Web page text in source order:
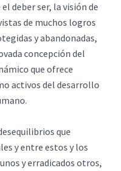
deber ser, la visión de
de muchos logros
y abandonadas,
concepción del
que ofrece
activos del desarrollo
que
y entre estos y los
y erradicados otros,